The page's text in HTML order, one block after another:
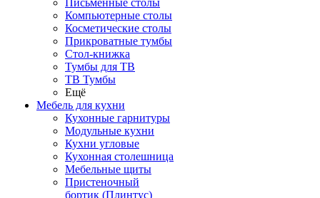
Письменные столы
Компьютерные столы
Косметические столы
Прикроватные тумбы
Стол-книжка
Тумбы для ТВ
ТВ Тумбы
Ещё
Мебель для кухни
Кухонные гарнитуры
Модульные кухни
Кухни угловые
Кухонная столешница
Мебельные щиты
Пристеночный
бортик (Плинтус)